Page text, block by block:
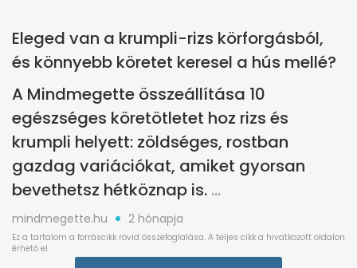
Eleged van a krumpli-rizs körforgásból,
és könnyebb köretet keresel a hús mellé?
A Mindmegette összeállítása 10
egészséges köretötletet hoz rizs és
krumpli helyett: zöldséges, rostban
gazdag variációkat, amiket gyorsan
bevethetsz hétköznap is.
mindmegette.hu 2 hónapja